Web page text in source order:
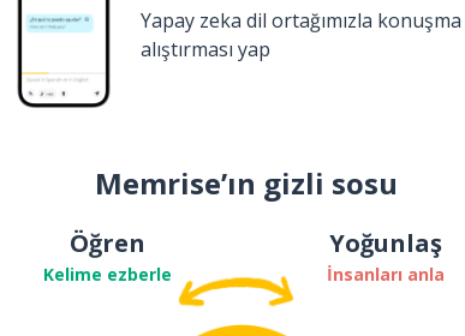
Yapay zeka dil ortağımızla konuşma
alıştırması yap
Memrise’ın gizli sosu
Öğren
Kelime ezberle
Yoğunlaş
İnsanları anla